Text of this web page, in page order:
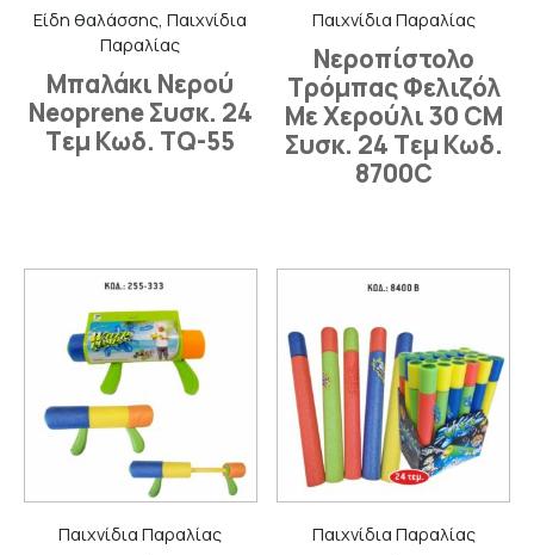
Είδη θαλάσσης, Παιχνίδια
Παραλίας
Μπαλάκι Νερού
Neoprene Συσκ. 24
Tεμ Κωδ. TQ-55
Παιχνίδια Παραλίας
Νεροπίστολο
Τρόμπας Φελιζόλ
Με Χερούλι 30 CM
Συσκ. 24 Tεμ Κωδ.
8700C
Παιχνίδια Παραλίας Παιχνίδια Παραλίας